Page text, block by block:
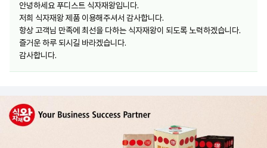
안녕하세요 푸디스트 식자재왕입니다.
저희 식자재왕 제품 이용해주셔서 감사합니다.
항상 고객님 만족에 최선을 다하는 식자재왕이 되도록 노력하겠습니다.
즐거운 하루 되시길 바라겠습니다.
감사합니다.